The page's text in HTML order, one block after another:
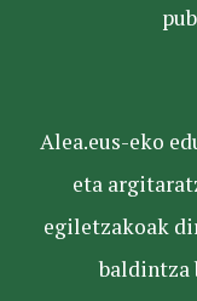
Alea.eus-eko
eta
egiletzakoak
baldintza